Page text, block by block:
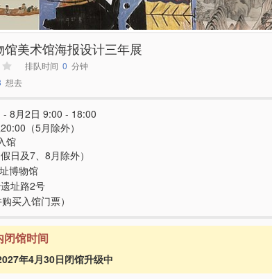
馆美术馆海报设计三年展
排队时间 0 分钟
想去
8月2日 9:00 - 18:00
（5月除外）
馆
日及7、8月除外）
博物馆
址路2号
买入馆门票）
闭馆时间
年4月30日闭馆升级中